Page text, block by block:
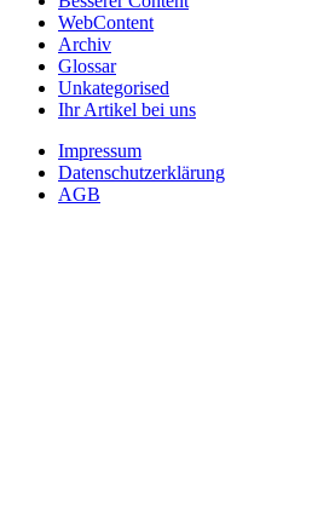
WebContent
Archiv
Glossar
Unkategorised
Ihr Artikel bei uns
Impressum
Datenschutzerklärung
AGB